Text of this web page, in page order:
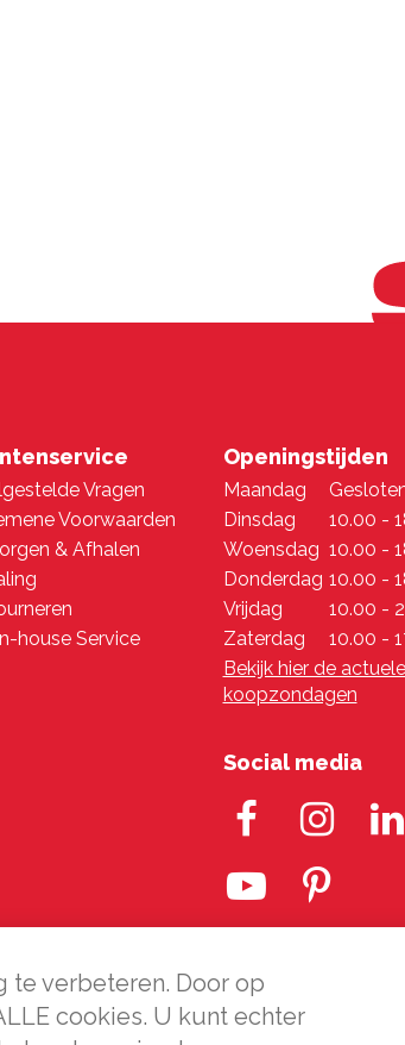
Vragen
Voorwaarden
& Afhalen
house Service
Openingstijden
Maandag
Dinsdag
10.00 -
Woensdag 10.00 -
Donderdag 10.00 -
Vrijdag
10.00 -
Zaterdag
10.00 -
Bekijk hier de actuele
koopzondagen
Social media
te verbeteren. Door op
cookies. U kunt echter